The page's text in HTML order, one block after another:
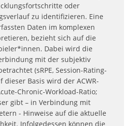
oder
zu identifizieren. Eine
Daten im komplexen
bezieht sich auf die
Dabei wird die
mit der subjektiv
(sRPE, Session-Rating-
dieser Basis wird der ACWR-
Chronic-Workload-Ratio;
gibt – in Verbindung mit
- Hinweise auf die aktuelle
Infolgedessen können die